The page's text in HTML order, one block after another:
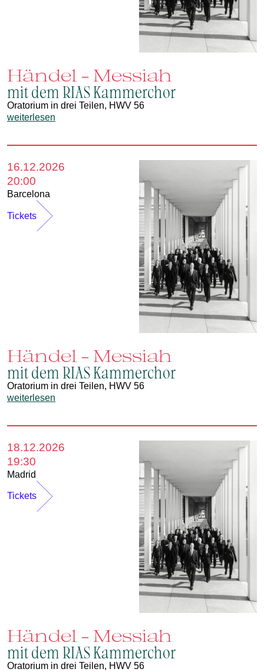
Händel - Messiah
mit dem RIAS Kammerchor
Oratorium in drei Teilen, HWV 56
weiterlesen
16.12.2026
20:00
Barcelona
Tickets
Händel - Messiah
mit dem RIAS Kammerchor
Oratorium in drei Teilen, HWV 56
weiterlesen
18.12.2026
19:30
Madrid
Tickets
Händel - Messiah
mit dem RIAS Kammerchor
Oratorium in drei Teilen, HWV 56